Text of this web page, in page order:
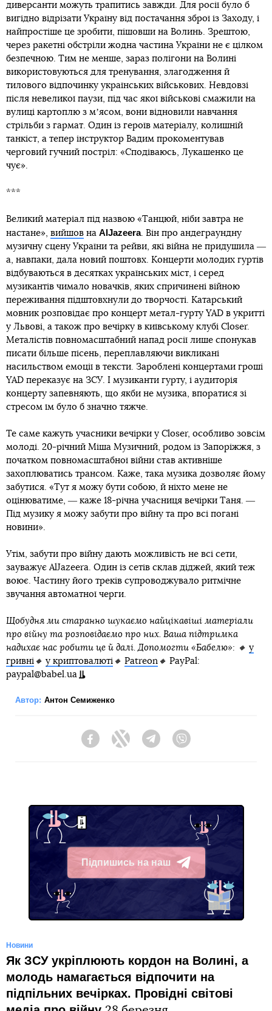
диверсанти можуть трапитись завжди. Для росії було б
вигідно відрізати Україну від постачання зброї із Заходу, і
найпростіше це зробити, пішовши на Волинь. Зрештою,
через ракетні обстріли жодна частина України не є цілком
безпечною. Тим не менше, зараз полігони на Волині
використовуються для тренування, злагодження й
тилового відпочинку українських військових. Невдовзі
після невеликої паузи, під час якої військові смажили на
вулиці картоплю з мʼясом, вони відновили навчання
стрільби з гармат. Один із героїв матеріалу, колишній
танкіст, а тепер інструктор Вадим прокоментував
черговий гучний постріл: «Сподіваюсь, Лукашенко це
чує».
***
Великий матеріал під назвою «Танцюй, ніби завтра не
настане», вийшов на AlJazeera. Він про андеграундну
музичну сцену України та рейви, які війна не придушила ―
а, навпаки, дала новий поштовх. Концерти молодих гуртів
відбуваються в десятках українських міст, і серед
музикантів чимало новачків, яких спричинені війною
переживання підштовхнули до творчості. Катарський
мовник розповідає про концерт метал-гурту YAD в укритті
у Львові, а також про вечірку в київському клубі Closer.
Металістів повномасштабний напад росії лише спонукав
писати більше пісень, переплавляючи викликані
насильством емоції в тексти. Зароблені концертами гроші
YAD переказує на ЗСУ. І музиканти гурту, і аудиторія
концерту запевняють, що якби не музика, впоратися зі
стресом їм було б значно тяжче.
Те саме кажуть учасники вечірки у Closer, особливо зовсім
молоді. 20-річний Міша Музичний, родом із Запоріжжя, з
початком повномасштабної війни став активніше
захоплюватись трансом. Каже, така музика дозволяє йому
забутися. «Тут я можу бути собою, й ніхто мене не
оцінюватиме, ― каже 18-річна учасниця вечірки Таня. ―
Під музику я можу забути про війну та про всі погані
новини».
Утім, забути про війну дають можливість не всі сети,
зауважує AlJazeera. Один із сетів склав діджей, який теж
воює. Частину його треків супроводжувало ритмічне
звучання автоматної черги.
Щобудня ми старанно шукаємо найцікавіші матеріали
про війну та розповідаємо про них. Ваша підтримка
надихає нас робити це й далі. Допомогти «Бабелю»: 🔸 у
гривні 🔸 у криптовалюті 🔸 Patreon 🔸 PayPal:
paypal@babel.ua
Автор: Антон Семиженко
FacebookTwitter Telegram
Підпишись на наш
Telegram
Новини
Як ЗСУ укріплюють кордон на Волині, а
молодь намагається відпочити на
підпільних вечірках. Провідні світові